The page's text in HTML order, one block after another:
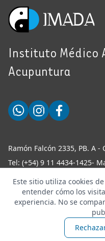
Instituto Médico
Acupuntura
Ramón Falcón 2335, PB. A -
Tel: (+54) 9 11 4434-1425-
2026
Este sitio utiliza cookies
entender cómo los
experiencia. No se